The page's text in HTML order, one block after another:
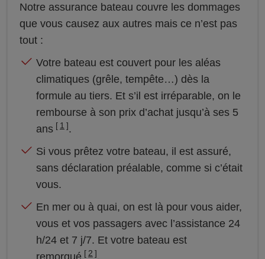
Notre assurance bateau couvre les dommages
que vous causez aux autres mais ce n’est pas
tout :
Votre bateau est couvert pour les aléas
climatiques (grêle, tempête…) dès la
formule au tiers. Et s’il est irréparable, on le
rembourse à son prix d’achat jusqu’à ses 5
ans
1 .
Si vous prêtez votre bateau, il est assuré,
sans déclaration préalable, comme si c’était
vous.
En mer ou à quai, on est là pour vous aider,
vous et vos passagers avec l’assistance 24
h/24 et 7 j/7. Et votre bateau est
remorqué
2 .